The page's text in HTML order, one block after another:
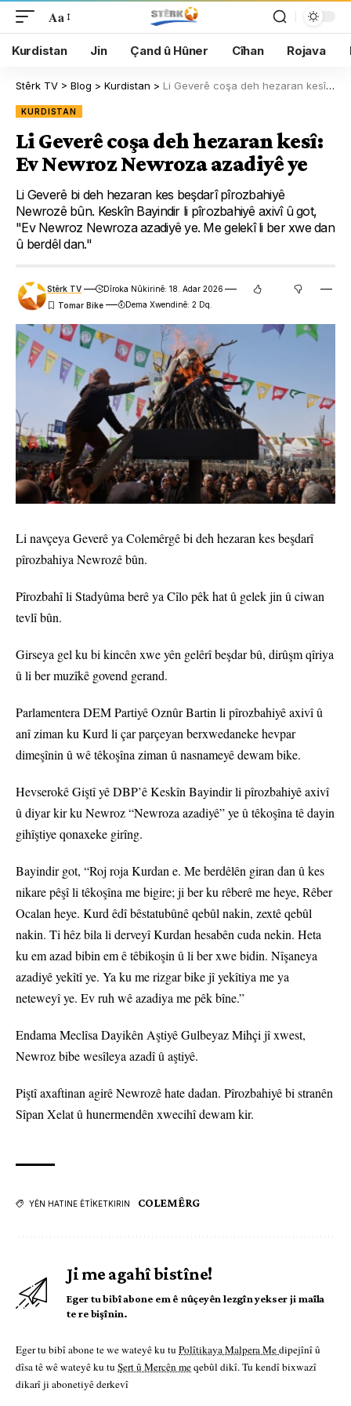
Aa
Kurdistan Jin Çand û Hûner Cîhan Rojava
Stêrk TV > Blog > Kurdistan > Li Geverê coşa deh hezaran kesî: Ev Newroz Newroza azadiyê ye
KURDISTAN
Li Geverê coşa deh hezaran kesî:
Ev Newroz Newroza azadiyê ye
Li Geverê bi deh hezaran kes beşdarî pîrozbahiyê
Newrozê bûn. Keskîn Bayindir li pîrozbahiyê axivî û got,
"Ev Newroz Newroza azadiyê ye. Me gelekî li ber xwe dan
û berdêl dan."
Stêrk TV
Dîroka Nûkirinê: 18. Adar 2026
Dema Xwendinê: 2 Dq.
Li navçeya Geverê ya Colemêrgê bi deh hezaran kes beşdarî
pîrozbahiya Newrozê bûn.
Pîrozbahî li Stadyûma berê ya Cîlo pêk hat û gelek jin û ciwan
tevlî bûn.
Girseya gel ku bi kincên xwe yên gelêrî beşdar bû, dirûşm qîriya
û li ber muzîkê govend gerand.
Parlamentera DEM Partiyê Oznûr Bartin li pîrozbahiyê axivî û
anî ziman ku Kurd li çar parçeyan berxwedaneke hevpar
dimeşînin û wê têkoşîna ziman û nasnameyê dewam bike.
Hevserokê Giştî yê DBP’ê Keskîn Bayindir li pîrozbahiyê axivî
û diyar kir ku Newroz “Newroza azadiyê” ye û têkoşîna tê dayin
gihîştiye qonaxeke girîng.
Bayindir got, “Roj roja Kurdan e. Me berdêlên giran dan û kes
nikare pêşî li têkoşîna me bigire; ji ber ku rêberê me heye, Rêber
Ocalan heye. Kurd êdî bêstatubûnê qebûl nakin, zextê qebûl
nakin. Ti hêz bila li derveyî Kurdan hesabên cuda nekin. Heta
ku em azad bibin em ê têbikoşin û li ber xwe bidin. Nîşaneya
azadiyê yekîtî ye. Ya ku me rizgar bike jî yekîtiya me ya
neteweyî ye. Ev ruh wê azadiya me pêk bîne.”
Endama Meclîsa Dayikên Aştiyê Gulbeyaz Mihçi jî xwest,
Newroz bibe wesîleya azadî û aştiyê.
Piştî axaftinan agirê Newrozê hate dadan. Pîrozbahiyê bi stranên
Sîpan Xelat û hunermendên xwecihî dewam kir.
YÊN HATINE ÊTÎKETKIRIN COLEMÊRG
Ji me agahî bistîne!
Eger tu bibî abone em ê nûçeyên lezgîn yekser ji maîla
te re bişînin.
Eger tu bibî abone te we wateyê ku tu Polîtikaya Malpera Medipejînî û
dîsa tê wê wateyê ku tu Şert û Mercên meqebûl dikî. Tu kendî bixwazî
dikarî ji abonetiyê derkevî